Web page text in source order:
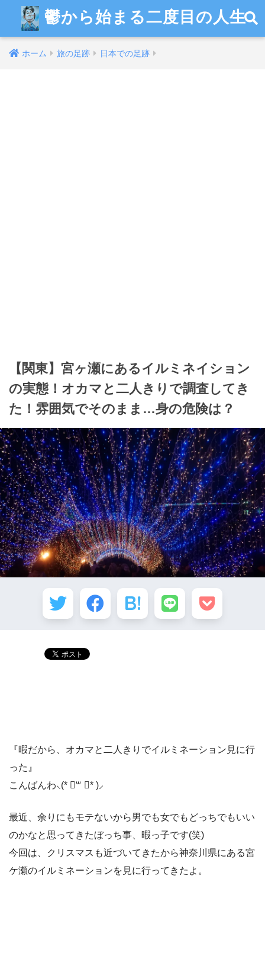
鬱から始まる二度目の人生
ホーム 旅の足跡 日本での足跡
【関東】宮ヶ瀬にあるイルミネイション
の実態！オカマと二人きりで調査してき
た！雰囲気でそのまま…身の危険は？
『暇だから、オカマと二人きりでイルミネーション見に行
った』
こんばんわ⸜(* ॑꒳ ॑* )⸝
最近、余りにもモテないから男でも女でもどっちでもいい
のかなと思ってきたぼっち事、暇っ子です(笑)
今回は、クリスマスも近づいてきたから神奈川県にある宮
ケ瀬のイルミネーションを見に行ってきたよ。